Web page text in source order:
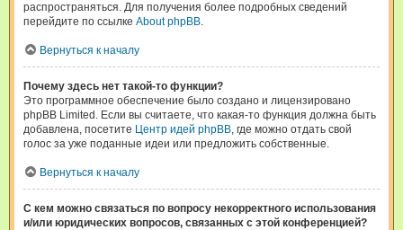
распространяться. Для получения более подробных сведений
перейдите по ссылке About phpBB.
Вернуться к началу
Почему здесь нет такой-то функции?
Это программное обеспечение было создано и лицензировано
phpBB Limited. Если вы считаете, что какая-то функция должна быть
добавлена, посетите Центр идей phpBB, где можно отдать свой
голос за уже поданные идеи или предложить собственные.
Вернуться к началу
С кем можно связаться по вопросу некорректного использования
и/или юридических вопросов, связанных с этой конференцией?